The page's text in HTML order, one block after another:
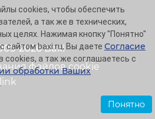
2026 Baxi
файлов cookie
cookies, чтобы обеспечить
а так же в технических,
целях. Нажимая кнопку "Понятно"
сайтом baxi.ru, Вы даете Согласие
cookies, а так же соглашаетесь с
обработки Ваших
.
Понятно